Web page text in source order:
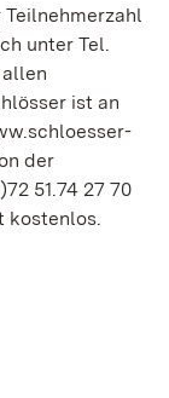
unter Tel.
allen
ist an
der
51.74 27 70
kostenlos.